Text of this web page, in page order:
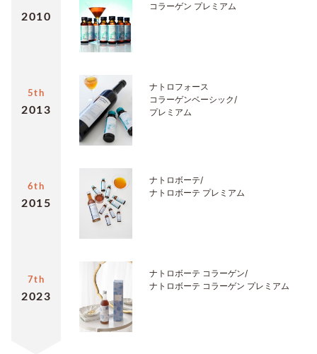
2010
コラーゲン プレミアム
5th
2013
ナトロフォース
コラーゲンベーシック/
プレミアム
6th
2015
ナトロボーテ/
ナトロボーテ プレミアム
7th
2023
ナトロボーテ コラーゲン/
ナトロボーテ コラーゲン プレミアム